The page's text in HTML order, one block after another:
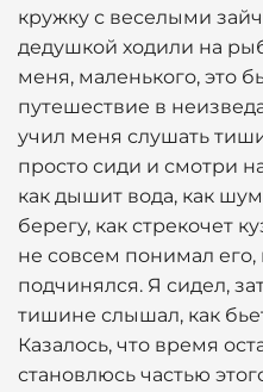
кружку с веселыми
дедушкой ходили на
меня, маленького, это
путешествие в
учил меня слушать
просто сиди и смотри
как дышит вода, как
берегу, как стрекочет
не совсем понимал его,
подчинялся. Я сидел,
тишине слышал, как
Казалось, что время
становлюсь частью